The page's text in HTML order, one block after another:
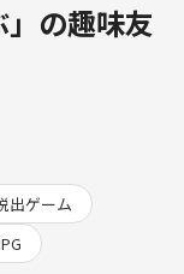
の趣味友
出ゲーム